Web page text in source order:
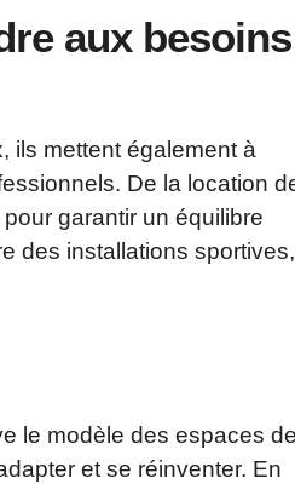
aux besoins
ils mettent également à
De la location
garantir un équilibre
des installations sportives,
le modèle des espaces de
et se réinventer. En